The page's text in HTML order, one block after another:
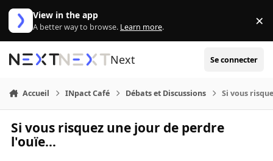
Aller au contenu
View in the app
A better way to browse. Learn more. ×
Next Se connecter
Accueil INpact Café Débats et Discussions Si vous
Si vous risquez une jour de perdre
l'ouïe...